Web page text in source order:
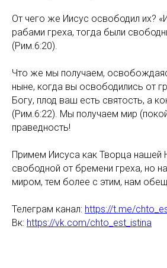
От чего же Иисус освободил их?
рабами греха, тогда были
(Рим.6:20).
Что же мы получаем,
ныне, когда вы освободились от
Богу, плод ваш есть святость, а
(Рим.6:22). Мы получаем мир
праведность!
Примем Иисуса как Творца нашей
свободной от бремени греха, но
миром, тем более с этим, нам
Телеграм канал: https://t.me/
Вк: https://vk.com/chto_est_istina